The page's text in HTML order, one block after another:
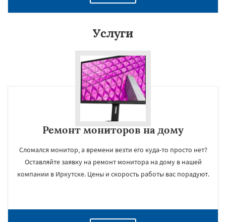
Услуги
Ремонт мониторов на дому
Сломался монитор, а времени везти его куда-то просто нет?
Оставляйте заявку на ремонт монитора на дому в нашей
компании в Иркутске. Цены и скорость работы вас порадуют.